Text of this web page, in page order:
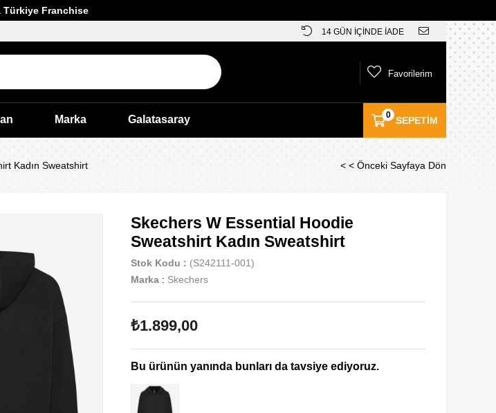
Türkiye Franchise
14 GÜN İÇİNDE İADE
SEPETIM
0
Favorilerim
Marka Galatasaray
Kadın Sweatshirt < < Önceki Sayfaya Dön
Skechers W Essential Hoodie
Sweatshirt Kadın Sweatshirt
Stok Kodu
(S242111-001)
Marka : Skechers
₺1.899,00
Bu ürünün yanında bunları da tavsiye ediyoruz.